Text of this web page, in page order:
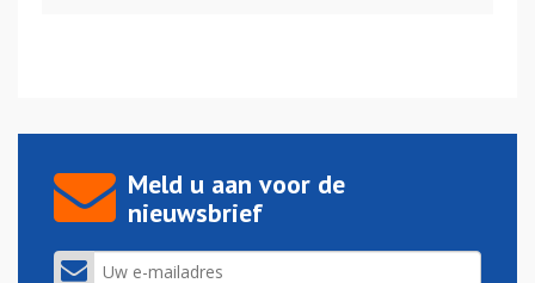
Meld u aan voor de
nieuwsbrief